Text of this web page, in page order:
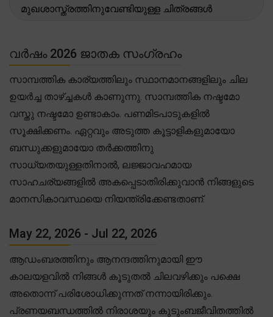
മുഖശാസ്ത്രത്തിനുവേണ്ടിയുള്ള ചിത്രങ്ങൾ
വർഷം 2026 ജാതക സംഗ്രഹം
സാമ്പത്തിക കാര്യത്തിലും സ്ഥാനമാനങ്ങളിലും ചില
ഉയർച്ച താഴ്ച്ചകൾ കാണുന്നു. സാമ്പത്തിക നഷ്ടമോ
വസ്തു നഷ്ടമോ ഉണ്ടാകാം. പണമിടപാടുകളിൽ
സൂക്ഷിക്കണം. ഏറ്റവും അടുത്ത കൂട്ടാളികളുമായോ
ബന്ധുക്കളുമായോ തർക്കത്തിനു
സാധ്യതയുള്ളതിനാൽ, ലജ്ജാവഹമായ
സാഹചര്യങ്ങളിൽ അകപ്പെടാതിരിക്കുവാൻ നിങ്ങളുടെ
മാനസികാവസ്ഥയെ നിയന്ത്രിക്കേണ്ടതാണ്.
May 22, 2026 - Jul 22, 2026
ആഡംബരത്തിനും ആനന്ദത്തിനുമായി ഈ
കാലയളവിൽ നിങ്ങൾ കൂടുതൽ ചിലവഴിക്കും പക്ഷെ
അതൊന്ന് പരിശോധിക്കുന്നത് നന്നായിരിക്കും.
പ്രണയബന്ധത്തിൽ നിരാശയും കുടുംബജീവിതത്തിൽ